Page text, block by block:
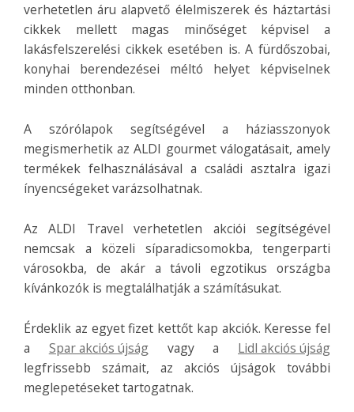
verhetetlen áru alapvető élelmiszerek és háztartási
cikkek mellett magas minőséget képvisel a
lakásfelszerelési cikkek esetében is. A fürdőszobai,
konyhai berendezései méltó helyet képviselnek
minden otthonban.
A szórólapok segítségével a háziasszonyok
megismerhetik az ALDI gourmet válogatásait, amely
termékek felhasználásával a családi asztalra igazi
ínyencségeket varázsolhatnak.
Az ALDI Travel verhetetlen akciói segítségével
nemcsak a közeli síparadicsomokba, tengerparti
városokba, de akár a távoli egzotikus országba
kívánkozók is megtalálhatják a számításukat.
Érdeklik az egyet fizet kettőt kap akciók. Keresse fel
a Spar akciós újságvagy a Lidl akciós újság
legfrissebb számait, az akciós újságok további
meglepetéseket tartogatnak.